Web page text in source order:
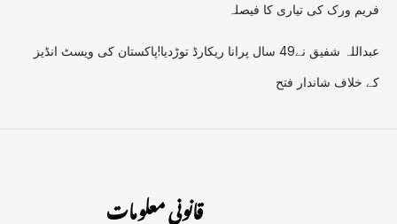
فریم ورک کی تیاری کا فیصلہ
عبداللہ شفیق نے49 سال پرانا ریکارڈ توڑدیا!پاکستان کی ویسٹ انڈیز
کے خلاف شاندار فتح
قانونی معلومات